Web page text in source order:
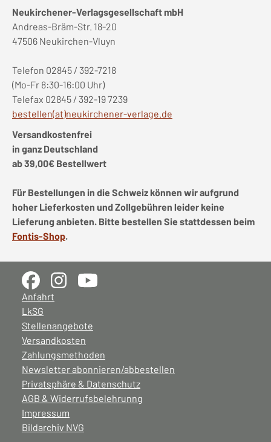
Neukirchener-Verlagsgesellschaft mbH
Andreas-Bräm-Str. 18-20
47506 Neukirchen-Vluyn
Telefon 02845 / 392-7218
(Mo-Fr 8:30-16:00 Uhr)
Telefax 02845 / 392-19 7239
bestellen(at)neukirchener-verlage.de
Versandkostenfrei
in ganz Deutschland
ab 39,00€ Bestellwert
Für Bestellungen in die Schweiz können wir aufgrund
hoher Lieferkosten und Zollgebühren leider keine
Lieferung anbieten. Bitte bestellen Sie stattdessen beim
Fontis-Shop.
Anfahrt
LkSG
Stellenangebote
Versandkosten
Zahlungsmethoden
Newsletter abonnieren/abbestellen
Privatsphäre & Datenschutz
AGB & Widerrufsbelehrunng
Impressum
Bildarchiv NVG